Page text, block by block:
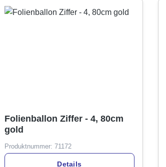
Folienballon Ziffer - 4, 80cm
gold
Produktnummer: 71172
Details